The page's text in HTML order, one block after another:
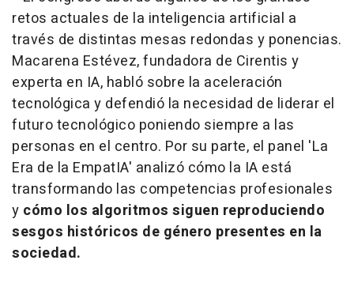
retos actuales de la inteligencia artificial a
través de distintas mesas redondas y ponencias.
Macarena Estévez, fundadora de Cirentis y
experta en IA, habló sobre la aceleración
tecnológica y defendió la necesidad de liderar el
futuro tecnológico poniendo siempre a las
personas en el centro. Por su parte, el panel 'La
Era de la EmpatIA' analizó cómo la IA está
transformando las competencias profesionales
y cómo los algoritmos siguen reproduciendo
sesgos históricos de género presentes en la
sociedad.